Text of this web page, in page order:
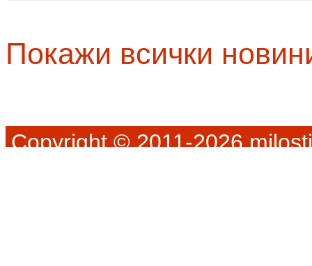
Покажи всички
Copyright © 2011-2026